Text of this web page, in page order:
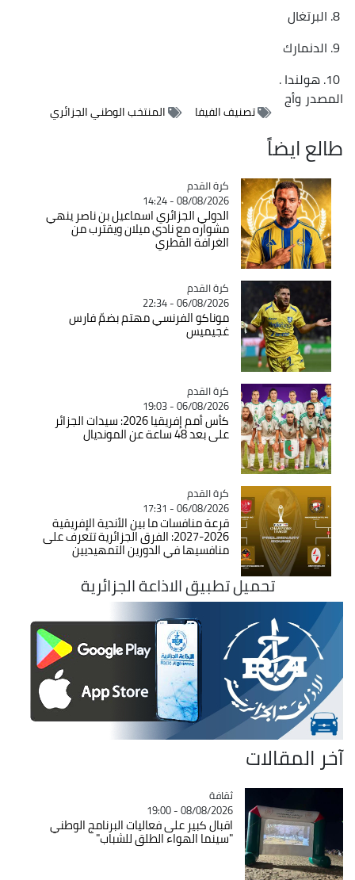
المصدروأج
تصنيف الفيفا المنتخب الوطني الجزائري
طالع ايضاً
Catégorie
كرة القدم
08/08/2026 - 14:24
الدولي الجزائري اسماعيل بن ناصر ينهي
مشواره مع نادي ميلان ويقترب من
الغرافة القطري
Catégorie
كرة القدم
06/08/2026 - 22:34
موناكو الفرنسي مهتم بضمّ فارس
غجيميس
Catégorie
كرة القدم
06/08/2026 - 19:03
كأس أمم إفريقيا 2026: سيدات الجزائر
على بعد 48 ساعة عن المونديال
Catégorie
كرة القدم
06/08/2026 - 17:31
قرعة منافسات ما بين الأندية الإفريقية
2026-2027: الفرق الجزائرية تتعرف على
منافسيها في الدورين التمهيديين
تحميل تطبيق الاذاعة الجزائرية
آخر المقالات
Catégorie
ثقافة
08/08/2026 - 19:00
اقبال كبير على فعاليات البرنامج الوطني
"سينما الهواء الطلق للشباب"